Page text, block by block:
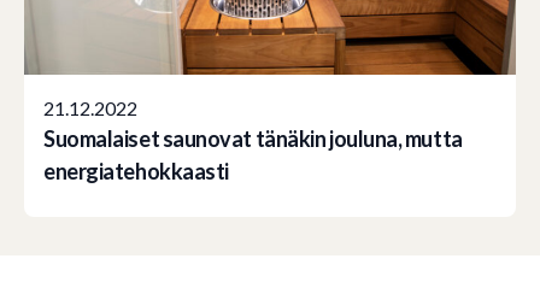
21.12.2022
Suomalaiset saunovat tänäkin jouluna, mutta
energiatehokkaasti